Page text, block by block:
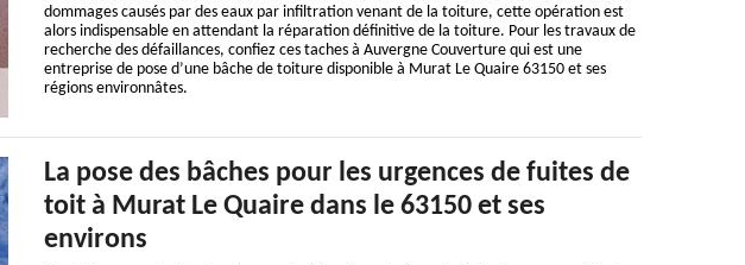
dommages causés par des eaux par infiltration venant de la toiture, cette opération est
alors indispensable en attendant la réparation définitive de la toiture. Pour les travaux de
recherche des défaillances, confiez ces taches à Auvergne Couverture qui est une
entreprise de pose d’une bâche de toiture disponible à Murat Le Quaire 63150 et ses
régions environnâtes.
La pose des bâches pour les urgences de fuites de
toit à Murat Le Quaire dans le 63150 et ses
environs